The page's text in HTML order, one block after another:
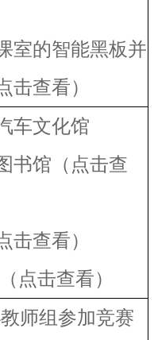
室的智能黑板并
击查看）
车文化馆
书馆 （点击查
击查看）
（点击查看）
教师组参加竞赛